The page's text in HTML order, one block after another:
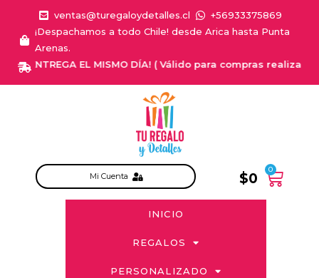
ventas@turegaloydetalles.cl
+56933375869
¡Despachamos a todo Chile! desde Arica hasta Punta
Arenas.
¡ENTREGA EL MISMO DÍA! ( Válido para compras
Mi Cuenta $0
0
INICIO
REGALOS
PERSONALIZADO